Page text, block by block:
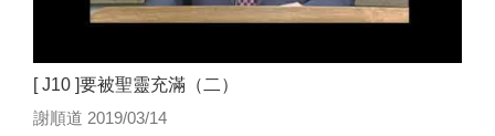
[ J10 ]要被聖靈充滿（二）
謝順道 2019/03/14